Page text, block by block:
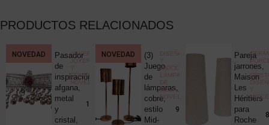
PRODUCTOS RELACIONADOS
,
€
NOVEDAD
Pasador
de
inspiración
afgana,
metal
y
cristal,
JOYERÍA
JOYERÍA
Y
COMPLEMENTOS
NOVEDADES
190,00
NOVEDAD
(3)
Juego
de
lámparas,
cobre,
estilo
Mid-
DISEÑO
Y
MIDCENTURY
LÁMPARAS
DE
MESA,
NOVEDADES
980,00
Pareja
jarrones,
Maison
Les
Héritiers
para
Roche
Y
Y